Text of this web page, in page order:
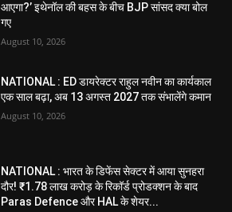
आएगा?’ इथेनॉल की बहस के बीच BJP सांसद क्या बोल
गए
August 10, 2026
NATIONAL : ED डायरेक्टर राहुल नवीन का कार्यकाल
एक साल बढ़ा, अब 13 अगस्त 2027 तक संभालेंगे कमान
August 10, 2026
NATIONAL : भारत के डिफेंस सेक्टर में आया सुनहरा
दौर! ₹1.78 लाख करोड़ के रिकॉर्ड प्रोडक्शन के बाद
Paras Defence और HAL के शेयर...